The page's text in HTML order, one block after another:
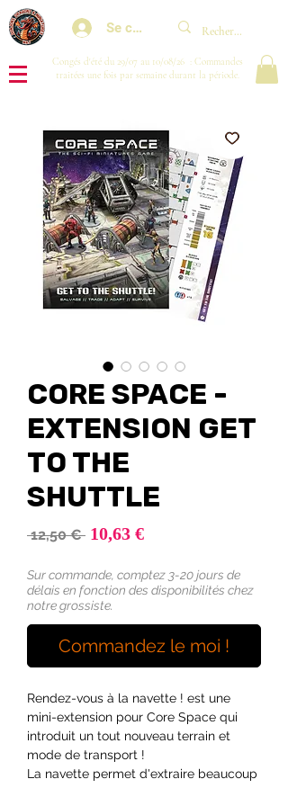
Se connecter
Congés d'été du 29/07 au 10/08/26 : Commandes
traitées une fois par semaine durant la période.
CORE SPACE -
EXTENSION GET
TO THE
SHUTTLE
12,50 € Prix
10,63 €Prix
Sur commande, comptez 3-20 jours de
délais en fonction des disponibilités chez
notre grossiste.
Commandez le moi !
Rendez-vous à la navette ! est une
mini-extension pour Core Space qui
introduit un tout nouveau terrain et
mode de transport !
La navette permet d'extraire beaucoup